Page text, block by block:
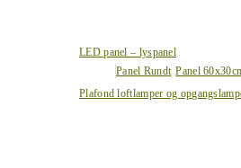
LED panel – lyspanel
Panel Rundt Panel
Plafond loftlamper og